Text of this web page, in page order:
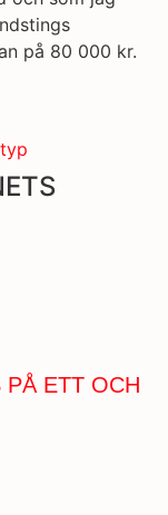
på 80 000 kr.
ETT OCH